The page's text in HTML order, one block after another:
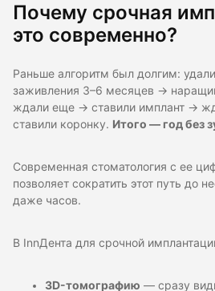
Почему срочная
это современно?
Раньше алгоритм был долгим:
заживления 3–6 месяцев →
ждали еще → ставили имплант →
ставили коронку. Итого — год без
Современная стоматология с ее
позволяет сократить этот путь до
даже часов.
В InnДента для срочной
3D-томографию — сразу